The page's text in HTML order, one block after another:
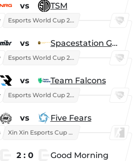
vs TSM
Esports World Cup 2026
vs Spacestation Gaming
Esports World Cup 2026
vs Team Falcons
Esports World Cup 2026
vs Five Fears
Xin Xin Esports Cup 2025
2 : 0 Good Morning